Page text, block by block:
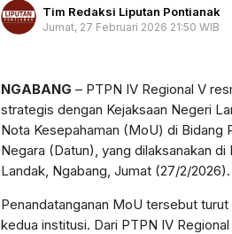
Tim Redaksi Liputan Pontianak
Jumat, 27 Februari 2026 21:50 WIB
NGABANG – PTPN IV Regional V
strategis dengan Kejaksaan Negeri
Nota Kesepahaman (MoU) di Bidang
Negara (Datun), yang dilaksanakan
Landak, Ngabang, Jumat (27/2/2026).
Penandatanganan MoU tersebut
kedua institusi. Dari PTPN IV